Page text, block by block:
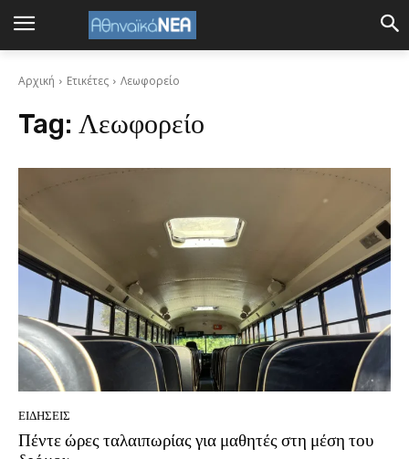
Αρχική Ετικέτες Λεωφορείο
Tag: Λεωφορείο
ΕΙΔΗΣΕΙΣ
Πέντε ώρες ταλαιπωρίας για μαθητές στη μέση του